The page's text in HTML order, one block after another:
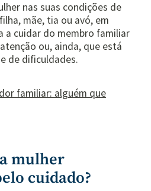
nas suas condições de
mãe, tia ou avó, em
a cuidar do membro familiar
ou, ainda, que está
de dificuldades.
familiar: alguém que
mulher
cuidado?